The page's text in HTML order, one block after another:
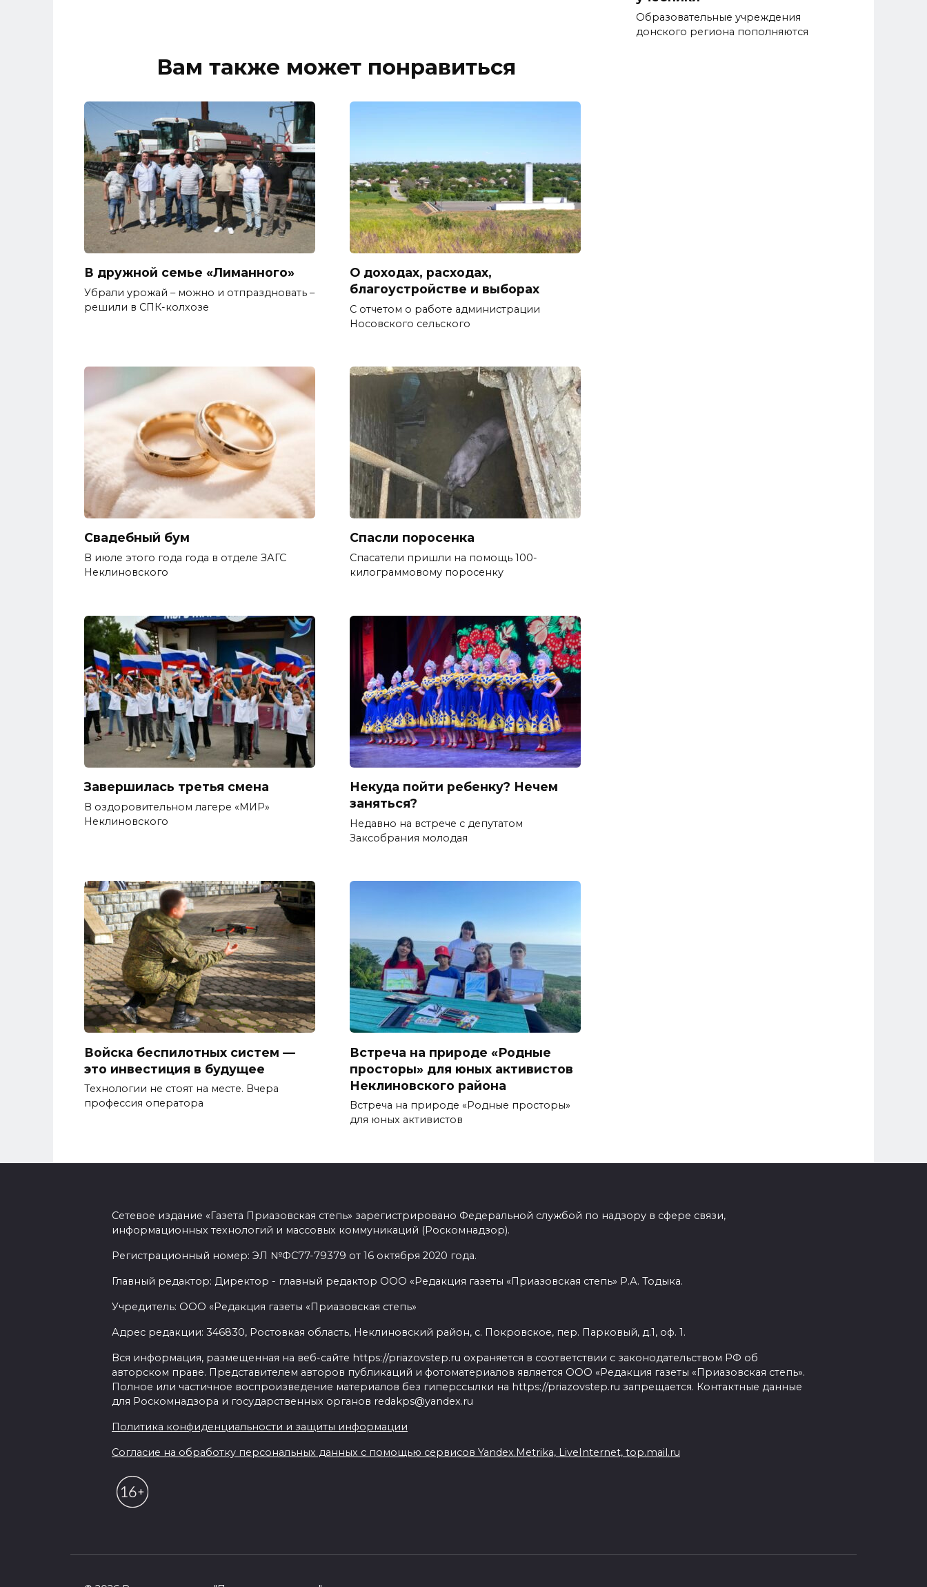
Вам также может понравиться
В дружной семье «Лиманного»
Убрали урожай – можно и отпраздновать –
решили в СПК-колхозе
О доходах, расходах,
благоустройстве и выборах
С отчетом о работе администрации
Носовского сельского
Свадебный бум
В июле этого года года в отделе ЗАГС
Неклиновского
Спасли поросенка
Спасатели пришли на помощь 100-
килограммовому поросенку
Завершилась третья смена
В оздоровительном лагере «МИР»
Неклиновского
Некуда пойти ребенку? Нечем
заняться?
Недавно на встрече с депутатом
Заксобрания молодая
Войска беспилотных систем —
это инвестиция в будущее
Технологии не стоят на месте. Вчера
профессия оператора
Встреча на природе «Родные
просторы» для юных активистов
Неклиновского района
Встреча на природе «Родные просторы»
для юных активистов
Образовательные учреждения
донского региона пополняются
Сетевое издание «Газета Приазовская степь» зарегистрировано Федеральной службой по надзору в сфере связи,
информационных технологий и массовых коммуникаций (Роскомнадзор).
Регистрационный номер: ЭЛ №ФС77-79379 от 16 октября 2020 года.
Главный редактор: Директор - главный редактор ООО «Редакция газеты «Приазовская степь» Р.А. Тодыка.
Учредитель: ООО «Редакция газеты «Приазовская степь»
Адрес редакции: 346830, Ростовкая область, Неклиновский район, с. Покровское, пер. Парковый, д.1, оф. 1.
Вся информация, размещенная на веб-сайте https://priazovstep.ru охраняется в соответствии с законодательством РФ об
авторском праве. Представителем авторов публикаций и фотоматериалов является ООО «Редакция газеты «Приазовская степь».
Полное или частичное воспроизведение материалов без гиперссылки на https://priazovstep.ru запрещается. Контактные данные
для Роскомнадзора и государственных органов redakps@yandex.ru
Политика конфиденциальности и защиты информации
Согласие на обработку персональных данных с помощью сервисов Yandex.Metrika, LiveInternet, top.mail.ru